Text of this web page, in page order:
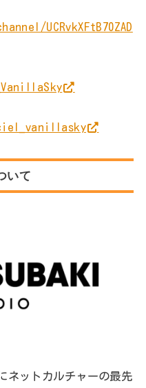
UCRvkXFtB70ZAD
いて
ネットカルチャーの最先